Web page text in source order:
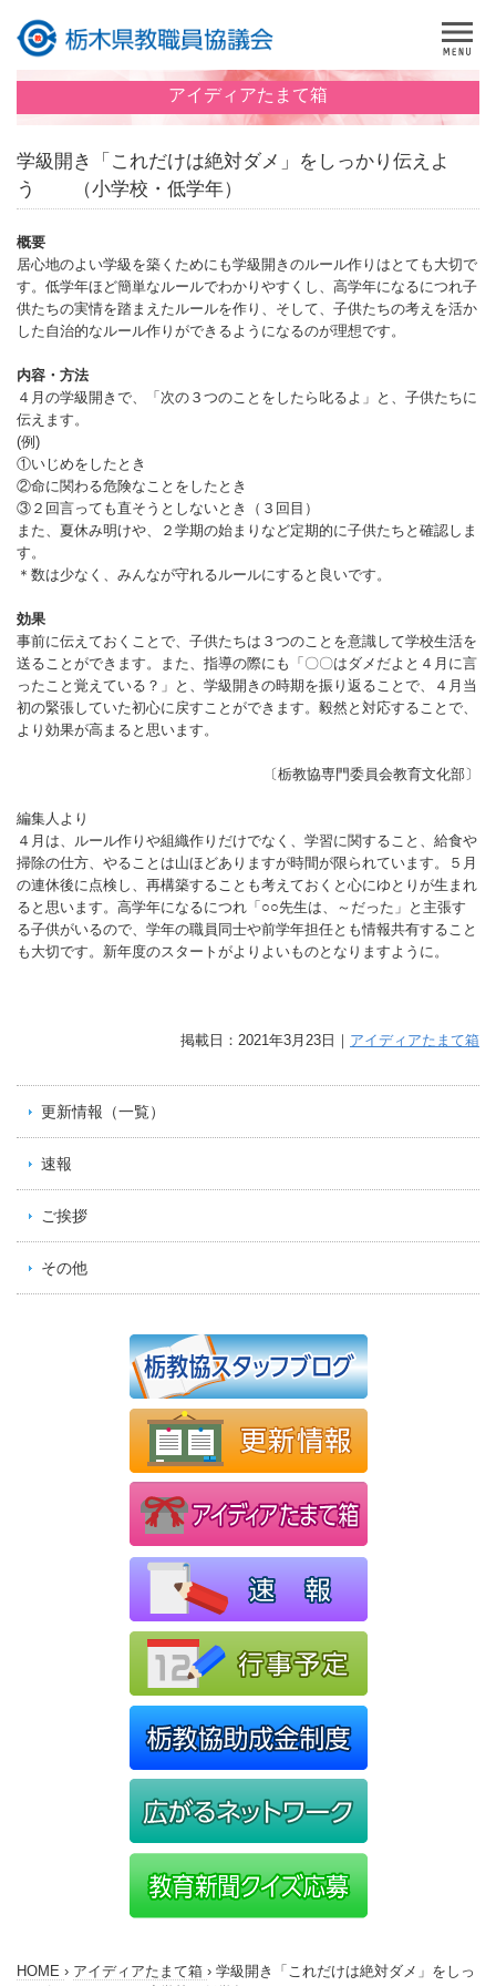
アイディアたまて箱
学級開き「これだけは絶対ダメ」をしっかり伝えよ
う （小学校・低学年）
概要
居心地のよい学級を築くためにも学級開きのルール作りはとても大切で
す。低学年ほど簡単なルールでわかりやすくし、高学年になるにつれ子
供たちの実情を踏まえたルールを作り、そして、子供たちの考えを活か
した自治的なルール作りができるようになるのが理想です。
内容・方法
４月の学級開きで、「次の３つのことをしたら叱るよ」と、子供たちに
伝えます。
(例)
①いじめをしたとき
②命に関わる危険なことをしたとき
③２回言っても直そうとしないとき（３回目）
また、夏休み明けや、２学期の始まりなど定期的に子供たちと確認しま
す。
＊数は少なく、みんなが守れるルールにすると良いです。
効果
事前に伝えておくことで、子供たちは３つのことを意識して学校生活を
送ることができます。また、指導の際にも「〇〇はダメだよと４月に言
ったこと覚えている？」と、学級開きの時期を振り返ることで、４月当
初の緊張していた初心に戻すことができます。毅然と対応することで、
より効果が高まると思います。
〔栃教協専門委員会教育文化部〕
編集人より
４月は、ルール作りや組織作りだけでなく、学習に関すること、給食や
掃除の仕方、やることは山ほどありますが時間が限られています。５月
の連休後に点検し、再構築することも考えておくと心にゆとりが生まれ
ると思います。高学年になるにつれ「○○先生は、～だった」と主張す
る子供がいるので、学年の職員同士や前学年担任とも情報共有すること
も大切です。新年度のスタートがよりよいものとなりますように。
掲載日：2021年3月23日｜ アイディアたまて箱
更新情報（一覧）
速報
ご挨拶
その他
HOME › アイディアたまて箱 › 学級開き「これだけは絶対ダメ」をしっ